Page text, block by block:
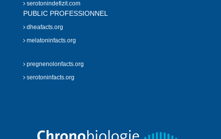
serotonindefizit.com
PUBLIC PROFESSIONNEL
dheafacts.org
melatoninfacts.org
pregnenolonfacts.org
serotoninfacts.org